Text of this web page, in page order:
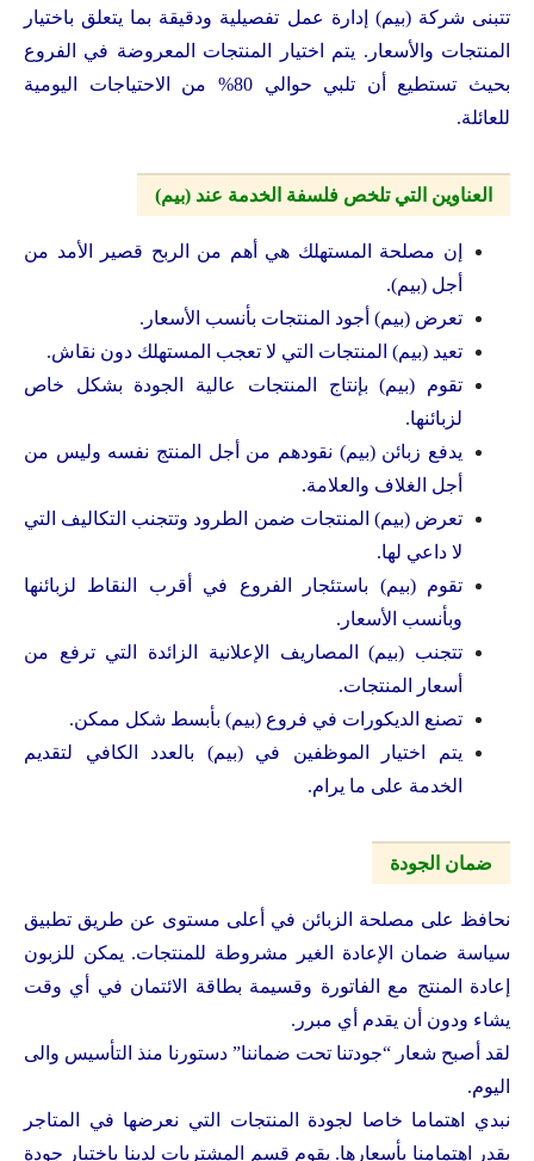
تتبنى شركة (بيم) إدارة عمل تفصيلية ودقيقة بما يتعلق باختيار
المنتجات والأسعار. يتم اختيار المنتجات المعروضة في الفروع
بحيث تستطيع أن تلبي حوالي 80% من الاحتياجات اليومية
للعائلة.
العناوين التي تلخص فلسفة الخدمة عند (بيم)
إن مصلحة المستهلك هي أهم من الربح قصير الأمد من
أجل (بيم).
تعرض (بيم) أجود المنتجات بأنسب الأسعار.
تعيد (بيم) المنتجات التي لا تعجب المستهلك دون نقاش.
تقوم (بيم) بإنتاج المنتجات عالية الجودة بشكل خاص
لزبائنها.
يدفع زبائن (بيم) نقودهم من أجل المنتج نفسه وليس من
أجل الغلاف والعلامة.
تعرض (بيم) المنتجات ضمن الطرود وتتجنب التكاليف التي
لا داعي لها.
تقوم (بيم) باستئجار الفروع في أقرب النقاط لزبائنها
وبأنسب الأسعار.
تتجنب (بيم) المصاريف الإعلانية الزائدة التي ترفع من
أسعار المنتجات.
تصنع الديكورات في فروع (بيم) بأبسط شكل ممكن.
يتم اختيار الموظفين في (بيم) بالعدد الكافي لتقديم
الخدمة على ما يرام.
ضمان الجودة
نحافظ على مصلحة الزبائن في أعلى مستوى عن طريق تطبيق
سياسة ضمان الإعادة الغير مشروطة للمنتجات. يمكن للزبون
إعادة المنتج مع الفاتورة وقسيمة بطاقة الائتمان في أي وقت
يشاء ودون أن يقدم أي مبرر.
لقد أصبح شعار “جودتنا تحت ضماننا” دستورنا منذ التأسيس والى
اليوم.
نبدي اهتماما خاصا لجودة المنتجات التي نعرضها في المتاجر
بقدر اهتمامنا بأسعارها. يقوم قسم المشتريات لدينا باختبار جودة